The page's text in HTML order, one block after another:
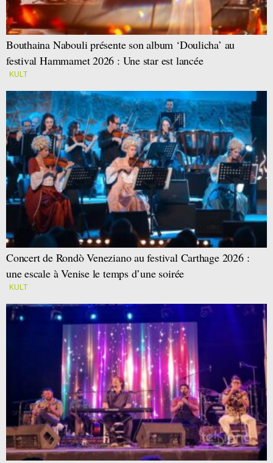
Bouthaina Nabouli présente son album ‘Doulicha’ au
festival Hammamet 2026 : Une star est lancée
KULT
Concert de Rondò Veneziano au festival Carthage 2026 :
une escale à Venise le temps d’une soirée
KULT